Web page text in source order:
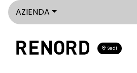
AZIENDA
Sedi